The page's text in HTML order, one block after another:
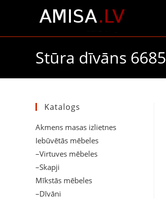
Stūra dīvāns 6685
Katalogs
Akmens masas izlietnes
Iebūvētās mēbeles
–Virtuves mēbeles
–Skapji
Mīkstās mēbeles
–Dīvāni